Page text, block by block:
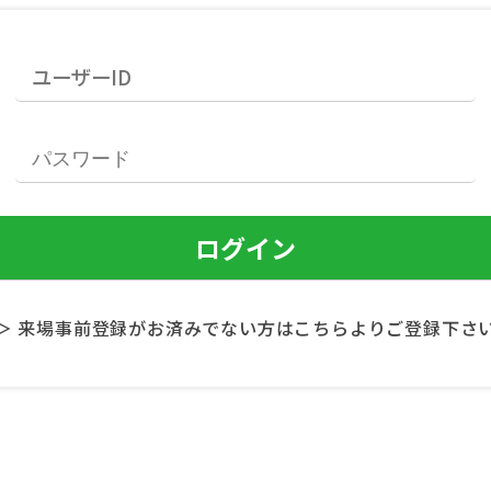
来場事前登録がお済みでない方はこちらよりご登録下さ